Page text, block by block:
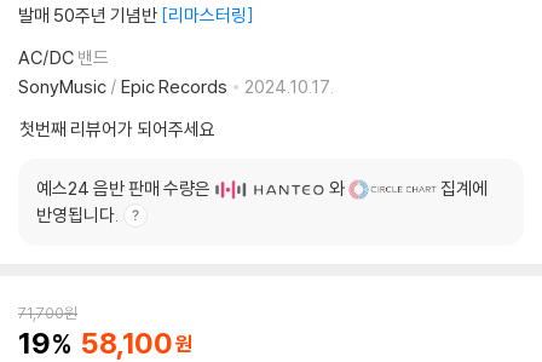
발매 50주년 기념반 리마스터링
AC/DC 밴드
SonyMusic / Epic Records
2024.10.17.
첫번째 리뷰어가 되어주세요
예스24 음반 판매 수량은 와
집계에
반영됩니다.
71,700원
19 58,100